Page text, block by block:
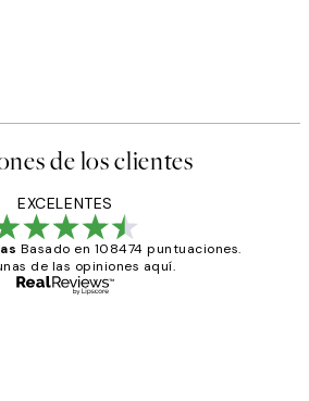
de los clientes
EXCELENTES
Basado en 108474 puntuaciones.
de las opiniones aquí.